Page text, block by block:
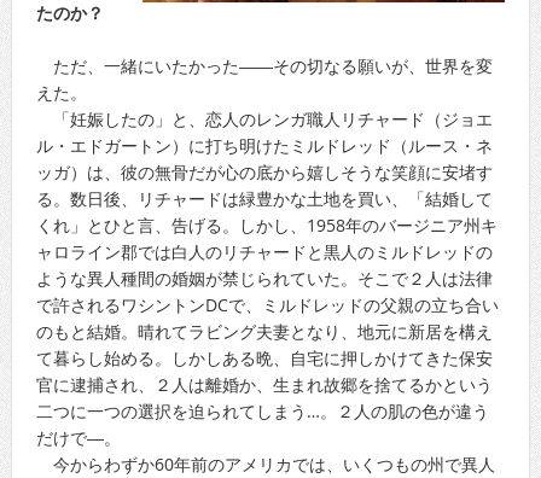
たのか？
ただ、一緒にいたかった――その切なる願いが、世界を変
えた。
「妊娠したの」と、恋人のレンガ職人リチャード（ジョエ
ル・エドガートン）に打ち明けたミルドレッド（ルース・ネ
ッガ）は、彼の無骨だが心の底から嬉しそうな笑顔に安堵す
る。数日後、リチャードは緑豊かな土地を買い、「結婚して
くれ」とひと言、告げる。しかし、1958年のバージニア州キ
ャロライン郡では白人のリチャードと黒人のミルドレッドの
ような異人種間の婚姻が禁じられていた。そこで２人は法律
で許されるワシントンDCで、ミルドレッドの父親の立ち合い
のもと結婚。晴れてラビング夫妻となり、地元に新居を構え
て暮らし始める。しかしある晩、自宅に押しかけてきた保安
官に逮捕され、２人は離婚か、生まれ故郷を捨てるかという
二つに一つの選択を迫られてしまう…。２人の肌の色が違う
だけで―。
今からわずか60年前のアメリカでは、いくつもの州で異人